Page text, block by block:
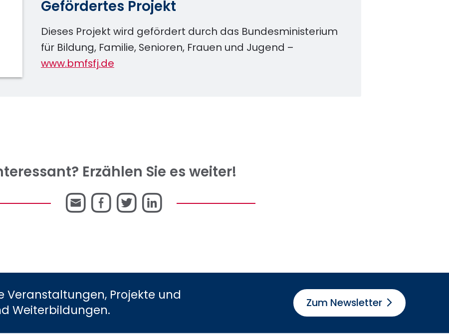
Gefördertes Projekt
Dieses Projekt wird gefördert durch das Bundesministerium
für Bildung, Familie, Senioren, Frauen und Jugend –
www.bmfsfj.de
Erzählen Sie es weiter!
E-Facebook
Twitter
LinkedIn
Veranstaltungen, Projekte und
Weiterbildungen.
Zum Newsletter